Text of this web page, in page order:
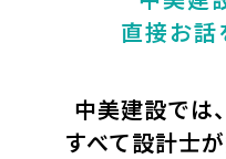
直接お話
中美建設では
すべて設計士